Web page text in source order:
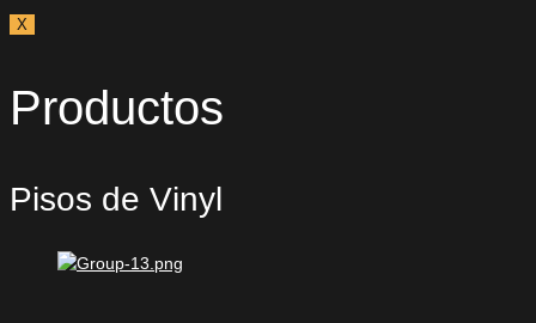
X
Productos
Pisos de Vinyl